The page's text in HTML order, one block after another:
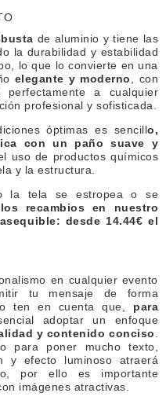
de aluminio y tiene las
la durabilidad y estabilidad
lo que lo convierte en una
elegante y moderno
, con
a cualquier
profesional y sofisticada.
óptimas es sencillo,
con un paño suave y
uso de productos químicos
y la estructura.
la tela se estropea o se
recambios en nuestro
desde 14.44€ el
en cualquier evento
tu mensaje de forma
ten en cuenta que,
para
adoptar un enfoque
y contenido conciso
para poner mucho texto,
y efecto luminoso atraerá
por ello es importante
imágenes atractivas.